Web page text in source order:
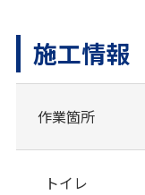
施工情報
作業箇所
トイレ